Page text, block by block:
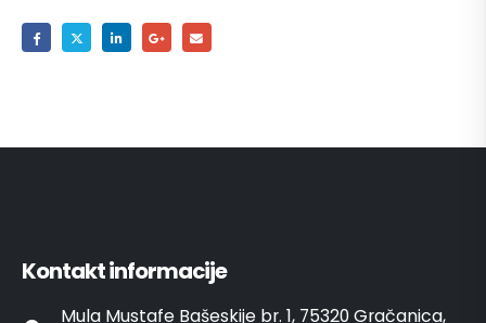
Kontakt informacije
Mula Mustafe Bašeskije br. 1, 75320 Gračanica,